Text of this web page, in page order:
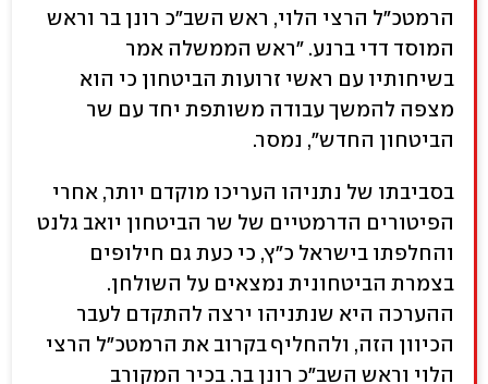
הרמטכ"ל הרצי הלוי, ראש השב"כ רונן בר וראש
המוסד דדי ברנע. "ראש הממשלה אמר
בשיחותיו עם ראשי זרועות הביטחון כי הוא
מצפה להמשך עבודה משותפת יחד עם שר
הביטחון החדש", נמסר.
בסביבתו של נתניהו העריכו מוקדם יותר, אחרי
הפיטורים הדרמטיים של שר הביטחון יואב גלנט
והחלפתו בישראל כ"ץ, כי כעת גם חילופים
בצמרת הביטחונית נמצאים על השולחן.
ההערכה היא שנתניהו ירצה להתקדם לעבר
הכיוון הזה, ולהחליף בקרוב את הרמטכ"ל הרצי
הלוי וראש השב"כ רונן בר. בכיר המקורב